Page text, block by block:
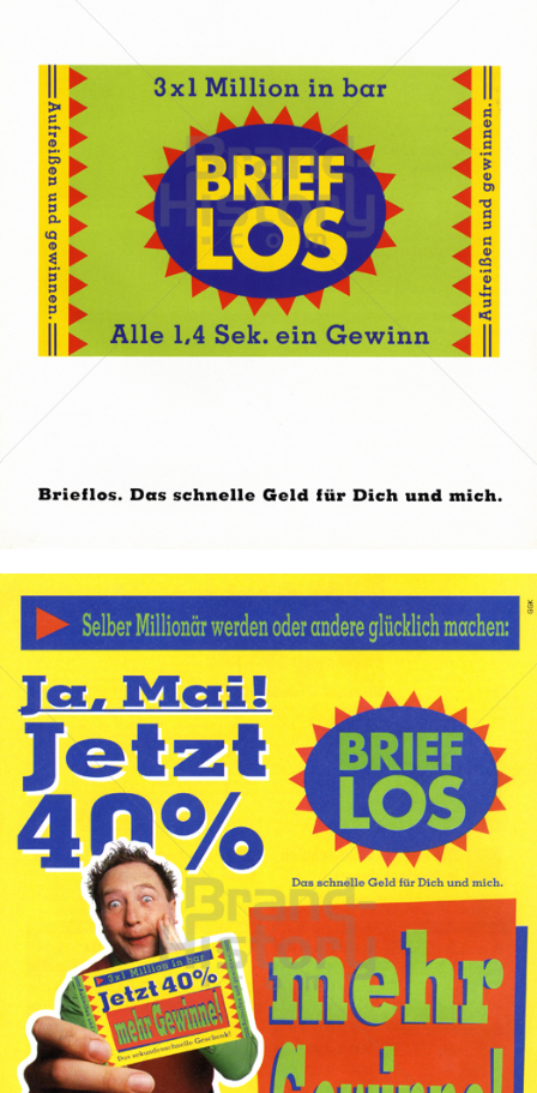
BRIEFLOS Österreichische Lotterien GmbH 1993
BRIEFLOS Österreichische Lotterien GmbH 1997